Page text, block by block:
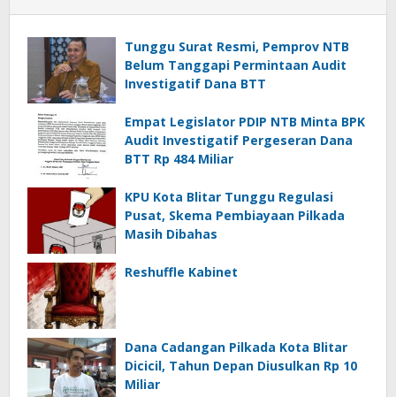
Tunggu Surat Resmi, Pemprov NTB
Belum Tanggapi Permintaan Audit
Investigatif Dana BTT
Empat Legislator PDIP NTB Minta BPK
Audit Investigatif Pergeseran Dana
BTT Rp 484 Miliar
KPU Kota Blitar Tunggu Regulasi
Pusat, Skema Pembiayaan Pilkada
Masih Dibahas
Reshuffle Kabinet
Dana Cadangan Pilkada Kota Blitar
Dicicil, Tahun Depan Diusulkan Rp 10
Miliar